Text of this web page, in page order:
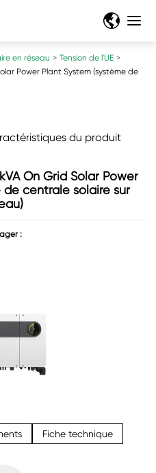
en réseau
Tension de l'UE
Power Plant System (système de
du produit
On Grid Solar Power
de centrale solaire sur
:
Fiche technique